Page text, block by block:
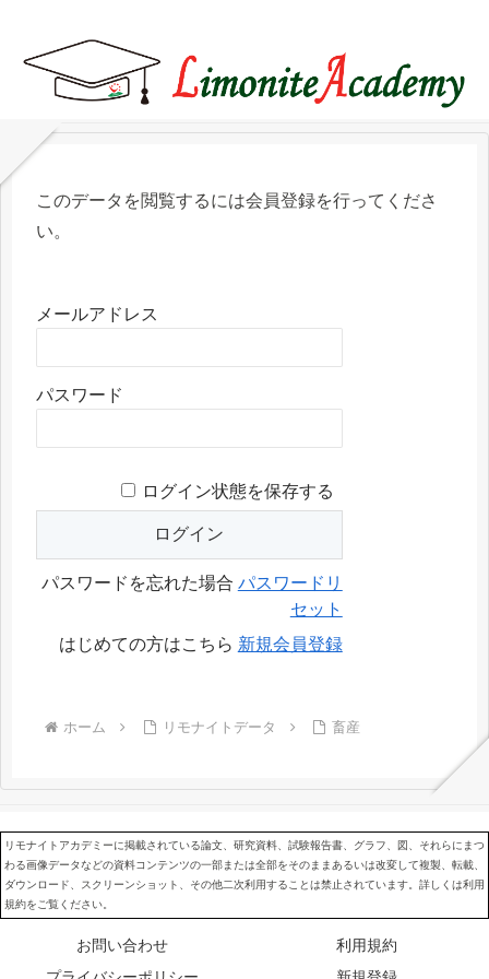
このデータを閲覧するには会員登録を行ってくださ
い。
メールアドレス
パスワード
ログイン状態を保存する
パスワードを忘れた場合 パスワードリ
セット
はじめての方はこちら 新規会員登録
ホーム リモナイトデータ 畜産
リモナイトアカデミーに掲載されている論文、研究資料、試験報告書、グラフ、図、それらにまつ
わる画像データなどの資料コンテンツの一部または全部をそのままあるいは改変して複製、転載、
ダウンロード、スクリーンショット、その他二次利用することは禁止されています。詳しくは利用
規約をご覧ください。
お問い合わせ
利用規約